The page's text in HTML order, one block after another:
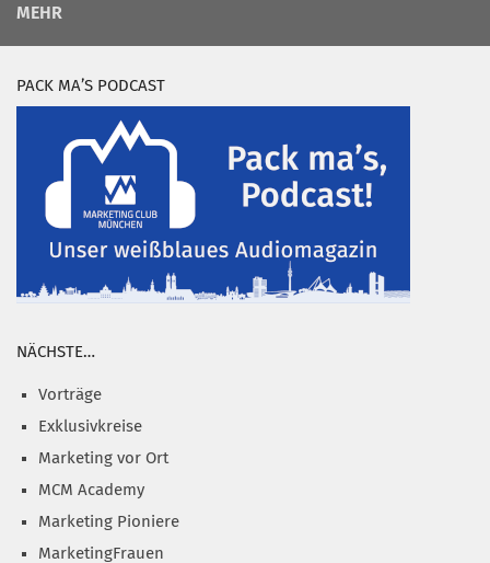
MEHR
PACK MA’S PODCAST
NÄCHSTE…
Vorträge
Exklusivkreise
Marketing vor Ort
MCM Academy
Marketing Pioniere
MarketingFrauen